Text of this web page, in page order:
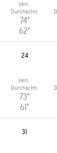
Verl.
Durchschn.
74°
62°
24
Verl.
Durchschn.
73°
61°
31